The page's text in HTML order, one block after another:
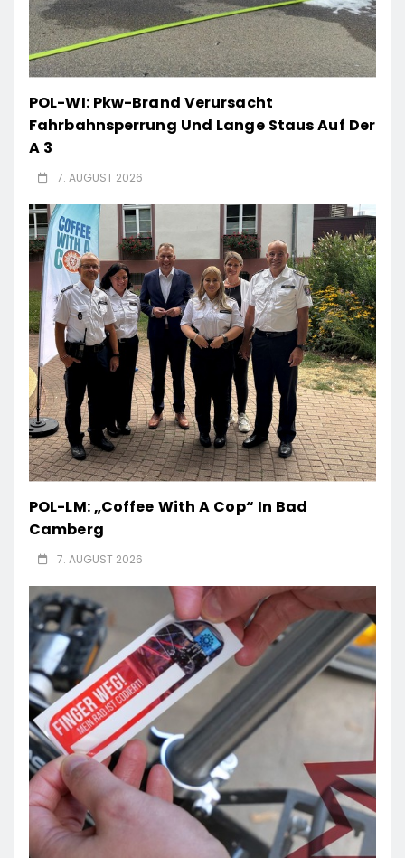
POL-WI: Pkw-Brand Verursacht
Fahrbahnsperrung Und Lange Staus Auf Der
A 3
7. AUGUST 2026
POL-LM: „Coffee With A Cop“ In Bad
Camberg
7. AUGUST 2026